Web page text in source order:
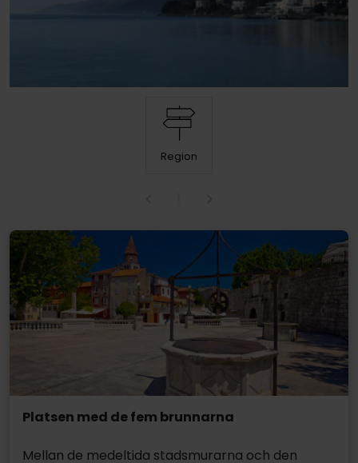
Region
Platsen med de fem brunnarna
Mellan de medeltida stadsmurarna och den